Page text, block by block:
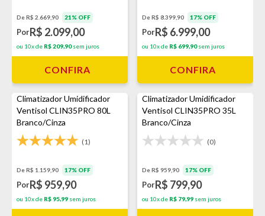
De R$ 2.669,90 21% OFF
PorR$ 2.099,00
ou 10x de R$ 209,90sem juros
CONFIRA
De R$ 8.399,90 17% OFF
PorR$ 6.999,00
ou 10x de R$ 699,90sem juros
CONFIRA
Climatizador Umidificador
Ventisol CLIN35PRO 80L
Branco/Cinza
(1)
De R$ 1.159,90 17% OFF
PorR$ 959,90
ou 10x de R$ 95,99 sem juros
Climatizador Umidificador
Ventisol CLIN35PRO 35L
Branco/Cinza
(0)
De R$ 959,90 17% OFF
PorR$ 799,90
ou 10x de R$ 79,99 sem juros